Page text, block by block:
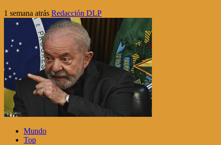
1 semana atrás Redacción DLP
Mundo
Top